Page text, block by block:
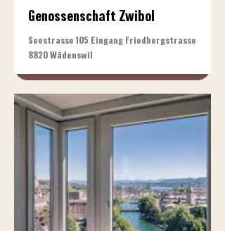
Genossenschaft Zwibol
Seestrasse 105 Eingang Friedbergstrasse
8820 Wädenswil